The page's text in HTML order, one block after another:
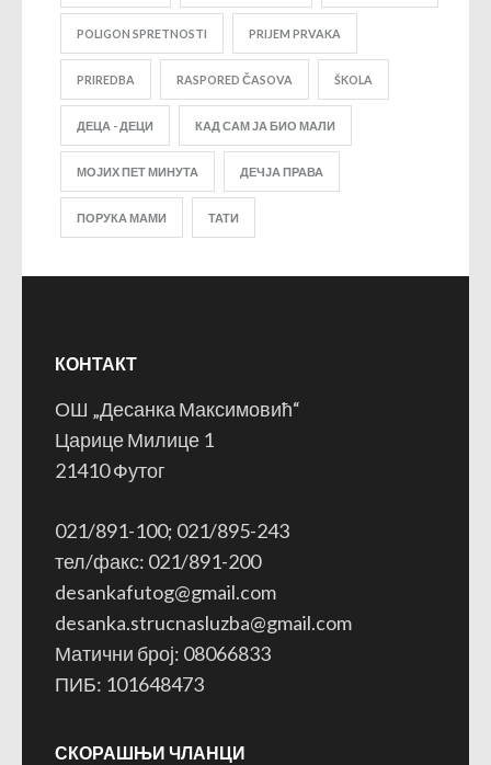
POLIGON SPRETNOSTI PRIJEM PRVAKA
PRIREDBA RASPORED ČASOVA ŠKOLA
ДЕЦА - ДЕЦИ КАД САМ ЈА БИО МАЛИ
МОЈИХ ПЕТ МИНУТА ДЕЧЈА ПРАВА
ПОРУКА МАМИ ТАТИ
КОНТАКТ
ОШ „Десанка Максимовић“
Царице Милице 1
21410 Футог
021/891-100; 021/895-243
тел/факс: 021/891-200
desankafutog@gmail.com
desanka.strucnasluzba@gmail.com
Матични број: 08066833
ПИБ: 101648473
СКОРАШЊИ ЧЛАНЦИ